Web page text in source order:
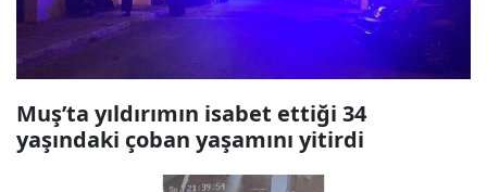
Muş’ta yıldırımın isabet ettiği 34
yaşındaki çoban yaşamını yitirdi